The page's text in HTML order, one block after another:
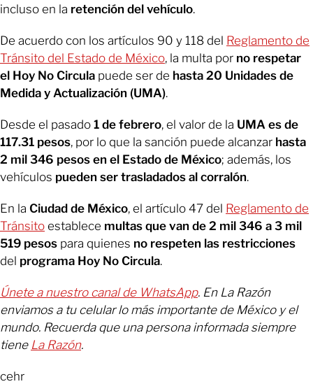
incluso en la retención del vehículo.
De acuerdo con los artículos 90 y 118 del Reglamento de
Tránsito del Estado de México, la multa por no respetar
el Hoy No Circula puede ser de hasta 20 Unidades de
Medida y Actualización (UMA).
Desde el pasado 1 de febrero, el valor de la UMA es de
117.31 pesos, por lo que la sanción puede alcanzar hasta
2 mil 346 pesos en el Estado de México; además, los
vehículos pueden ser trasladados al corralón.
En la Ciudad de México, el artículo 47 del Reglamento de
Tránsito establece multas que van de 2 mil 346 a 3 mil
519 pesos para quienes no respeten las restricciones
del programa Hoy No Circula.
Únete a nuestro canal de WhatsApp. En La Razón
enviamos a tu celular lo más importante de México y el
mundo. Recuerda que una persona informada siempre
tiene La Razón.
cehr